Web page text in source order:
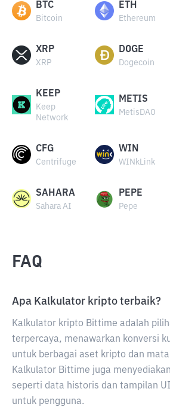
BTC
Bitcoin
ETH
Ethereum
XRP
XRP
DOGE
Dogecoin
KEEP
Keep
Network
METIS
MetisDAO
CFG
Centrifuge
WIN
WINkLink
SAHARA
Sahara AI
PEPE
Pepe
FAQ
Apa Kalkulator kripto terbaik?
Kalkulator kripto Bittime adalah
terpercaya, menawarkan konversi
untuk berbagai aset kripto dan
Kalkulator Bittime juga
seperti data historis dan tampilan
untuk pengguna.